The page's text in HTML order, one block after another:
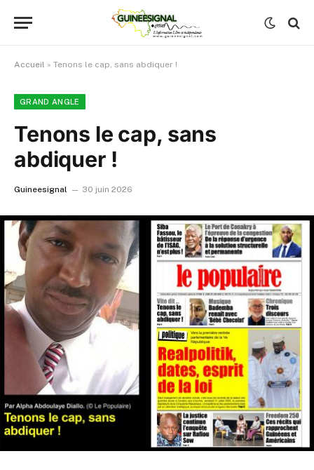
Accueil » Tenons le cap, sans abdiquer !
GRAND ANGLE
Tenons le cap, sans
abdiquer !
Guineesignal 30 juin 2026